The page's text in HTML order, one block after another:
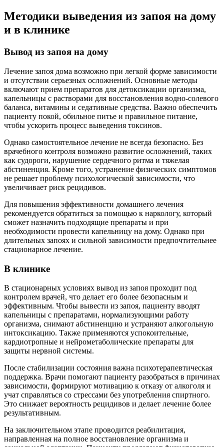
Методики выведения из запоя на дому
и в клинике
Вывод из запоя на дому
Лечение запоя дома возможно при легкой форме зависимости
и отсутствии серьезных осложнений. Основные методы
включают прием препаратов для детоксикации организма,
капельницы с растворами для восстановления водно-солевого
баланса, витамины и седативные средства. Важно обеспечить
пациенту покой, обильное питье и правильное питание,
чтобы ускорить процесс выведения токсинов.
Однако самостоятельное лечение не всегда безопасно. Без
врачебного контроля возможно развитие осложнений, таких
как судороги, нарушение сердечного ритма и тяжелая
абстиненция. Кроме того, устранение физических симптомов
не решает проблему психологической зависимости, что
увеличивает риск рецидивов.
Для повышения эффективности домашнего лечения
рекомендуется обратиться за помощью к наркологу, который
сможет назначить подходящие препараты и при
необходимости провести капельницу на дому. Однако при
длительных запоях и сильной зависимости предпочтительнее
стационарное лечение.
В клинике
В стационарных условиях вывод из запоя проходит под
контролем врачей, что делает его более безопасным и
эффективным. Чтобы вывести из запоя, пациенту вводят
капельницы с препаратами, нормализующими работу
организма, снимают абстиненцию и устраняют алкогольную
интоксикацию. Также применяются успокоительные,
кардиотропные и нейрометаболические препараты для
защиты нервной системы.
После стабилизации состояния важна психотерапевтическая
поддержка. Врачи помогают пациенту разобраться в причинах
зависимости, формируют мотивацию к отказу от алкоголя и
учат справляться со стрессами без употребления спиртного.
Это снижает вероятность рецидивов и делает лечение более
результативным.
На заключительном этапе проводится реабилитация,
направленная на полное восстановление организма и